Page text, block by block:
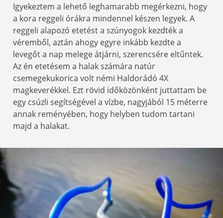
Igyekeztem a lehető leghamarabb megérkezni, hogy
a kora reggeli órákra mindennel készen legyek. A
reggeli alapozó etetést a szúnyogok kezdték a
véremből, aztán ahogy egyre inkább kezdte a
levegőt a nap melege átjárni, szerencsére eltűntek.
Az én etetésem a halak számára natúr
csemegekukorica volt némi Haldorádó 4X
magkeverékkel. Ezt rövid időközönként juttattam be
egy csúzli segítségével a vízbe, nagyjából 15 méterre
annak reményében, hogy helyben tudom tartani
majd a halakat.